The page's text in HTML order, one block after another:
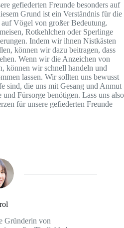
gefiederten Freunde besonders auf
Grund ist ein Verständnis für die
Vögel von großer Bedeutung.
Rotkehlchen oder Sperlinge
Indem wir ihnen Nistkästen
können wir dazu beitragen, dass
Wenn wir die Anzeichen von
können wir schnell handeln und
lassen. Wir sollten uns bewusst
sind, die uns mit Gesang und Anmut
Fürsorge benötigen. Lass uns also
für unsere gefiederten Freunde
Gründerin von